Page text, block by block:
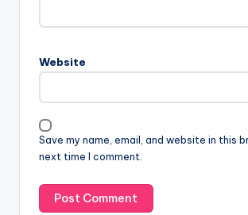
Website
Save my name, email, and website in this
next time I comment.